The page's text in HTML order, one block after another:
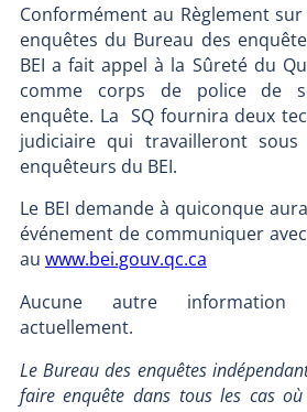
Conformément au Règlement
enquêtes du Bureau des
BEI a fait appel à la Sûreté du
comme corps de police de
enquête. La SQ fournira deux
judiciaire qui travailleront
enquêteurs du BEI.
Le BEI demande à quiconque
événement de communiquer
au www.bei.gouv.qc.ca
Aucune autre information
actuellement.
Le Bureau des enquêtes
faire enquête dans tous les cas